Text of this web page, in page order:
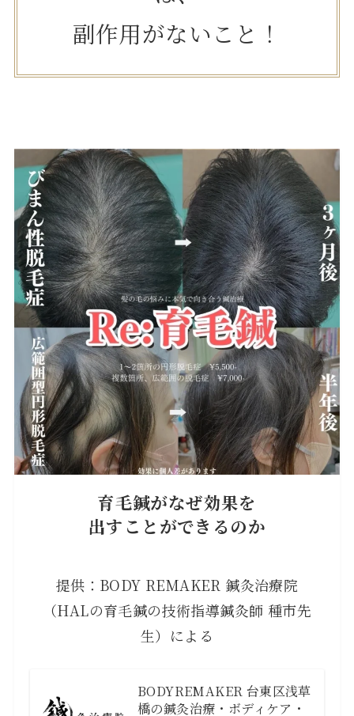
副作用がないこと！
育毛鍼がなぜ効果を
出すことができるのか
提供：BODY REMAKER 鍼灸治療院
（HALの育毛鍼の技術指導鍼灸師 種市先
生）による
BODYREMAKER 台東区浅草
橋の鍼灸治療・ボディケア・